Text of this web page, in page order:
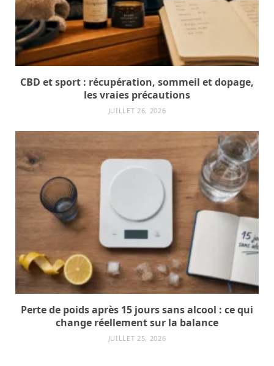
CBD et sport : récupération, sommeil et dopage,
les vraies précautions
JUILLET 26, 2026
Perte de poids après 15 jours sans alcool : ce qui
change réellement sur la balance
JUILLET 25, 2026